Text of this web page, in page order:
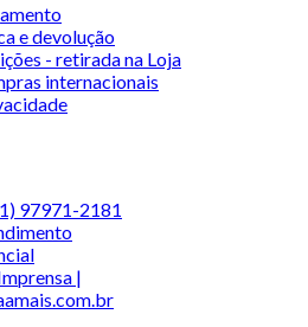
e devolução
- retirada na Loja
internacionais
97971-2181
|